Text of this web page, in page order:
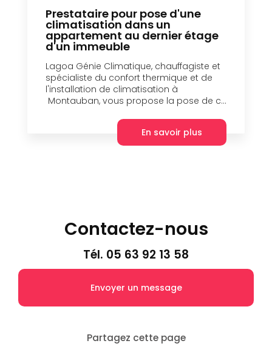
Prestataire pour pose d'une
climatisation dans un
appartement au dernier étage
d'un immeuble
Lagoa Génie Climatique, chauffagiste et
spécialiste du confort thermique et de
l'installation de climatisation à
Montauban, vous propose la pose de c...
En savoir plus
Contactez-nous
Tél. 05 63 92 13 58
Envoyer un message
Partagez cette page